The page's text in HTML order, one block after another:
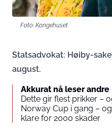
Foto: Kongehuset
Statsadvokat: Høiby-
august.
Akkurat nå leser andre
Dette gir flest prikker –
Norway Cup i gang –
klare for 2000 skader